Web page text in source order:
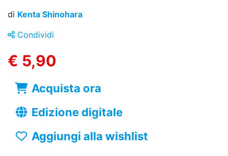
di Kenta Shinohara
Condividi
€ 5,90
Acquista ora
Edizione digitale
Aggiungi alla wishlist